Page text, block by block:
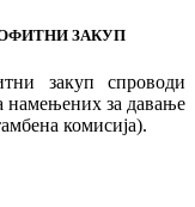
ЗАКУП
закуп спроводи
намењених за давање
комисија).